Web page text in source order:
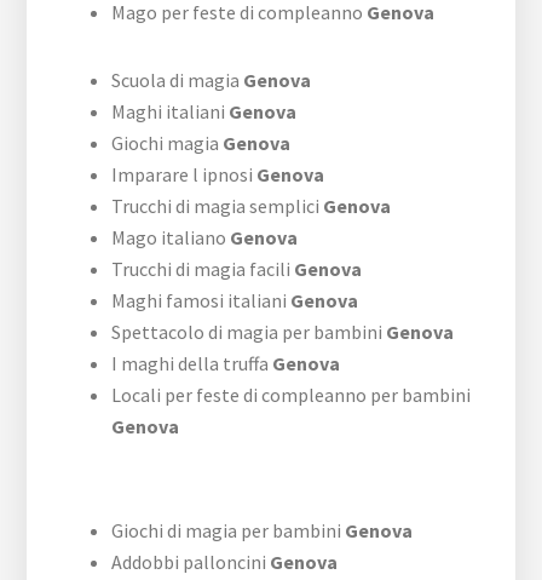
Mago per feste di compleanno Genova
Scuola di magia Genova
Maghi italiani Genova
Giochi magia Genova
Imparare l ipnosi Genova
Trucchi di magia semplici Genova
Mago italiano Genova
Trucchi di magia facili Genova
Maghi famosi italiani Genova
Spettacolo di magia per bambini Genova
I maghi della truffa Genova
Locali per feste di compleanno per bambini
Genova
Giochi di magia per bambini Genova
Addobbi palloncini Genova